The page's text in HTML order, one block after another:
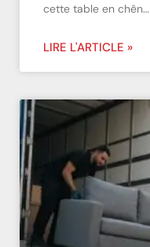
cette table en chên…
LIRE L'ARTICLE »